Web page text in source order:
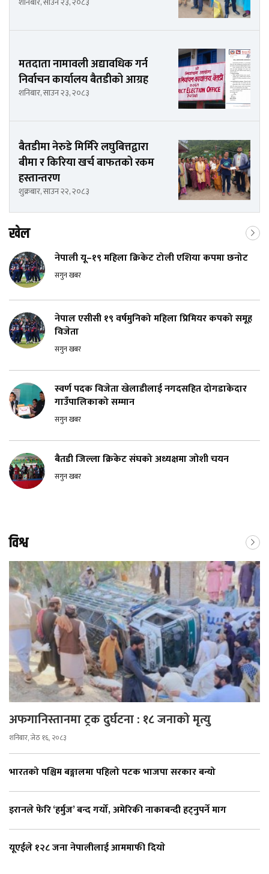
मतदाता नामावली अद्यावधिक गर्न
निर्वाचन कार्यालय बैतडीको आग्रह
शनिबार, साउन २३, २०८३
बैतडीमा नेरुडे मिर्मिरे लघुबित्तद्वारा
बीमा र किरिया खर्च बाफतको रकम
हस्तान्तरण
शुक्रबार, साउन २२, २०८३
खेल
नेपाली यू–१९ महिला क्रिकेट टोली एशिया कपमा छनोट
सगुन खबर
नेपाल एसीसी १९ वर्षमुनिको महिला प्रिमियर कपको समूह
विजेता
सगुन खबर
स्वर्ण पदक विजेता खेलाडीलाई नगदसहित दोगडाकेदार
गाउँपालिकाको सम्मान
सगुन खबर
बैतडी जिल्ला क्रिकेट संघको अध्यक्षमा जोशी चयन
सगुन खबर
विश्व
अफगानिस्तानमा ट्रक दुर्घटना : १८ जनाको मृत्यु
शनिबार, जेठ १६, २०८३
भारतको पश्चिम बङ्गालमा पहिलो पटक भाजपा सरकार बन्यो
इरानले फेरि ‘हर्मुज’ बन्द गर्यो, अमेरिकी नाकाबन्दी हट्नुपर्ने माग
यूएईले १२८ जना नेपालीलाई आममाफी दियाे